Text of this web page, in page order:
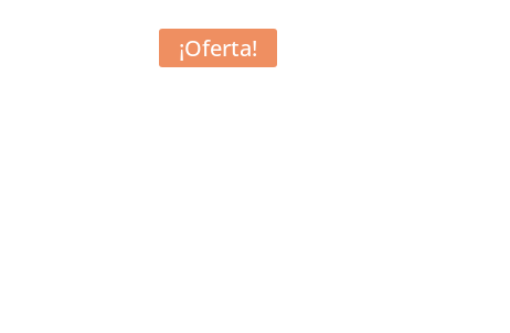
¡Oferta!